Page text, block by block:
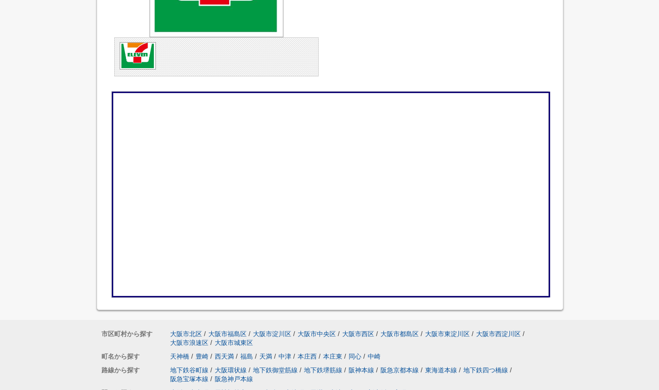
市区町村から探す 大阪市北区 / 大阪市福島区 / 大阪市淀川区 / 大阪市中央区 / 大阪市西区 / 大阪市都島区 / 大阪市東淀川区 / 大阪市西淀川区 /
大阪市浪速区 / 大阪市城東区
町名から探す
天神橋 / 豊崎 / 西天満 / 福島 / 天満 / 中津 / 本庄西 / 本庄東 / 同心 / 中崎
路線から探す
地下鉄谷町線 / 大阪環状線 / 地下鉄御堂筋線 / 地下鉄堺筋線 / 阪神本線 / 阪急京都本線 / 東海道本線 / 地下鉄四つ橋線 /
阪急宝塚本線 / 阪急神戸本線